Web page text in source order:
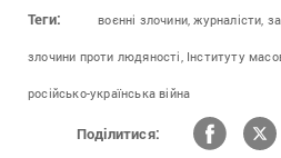
Теги: воєнні злочини, журналісти,
злочини проти людяності, Інституту
російсько-українська війна
Поділитися: